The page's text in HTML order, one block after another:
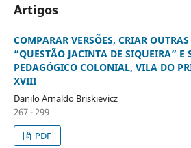
Artigos
COMPARAR VERSÕES, CRIAR
“QUESTÃO JACINTA DE SIQUEIRA” E
PEDAGÓGICO COLONIAL, VILA DO
XVIII
Danilo Arnaldo Briskievicz
267 - 299
PDF